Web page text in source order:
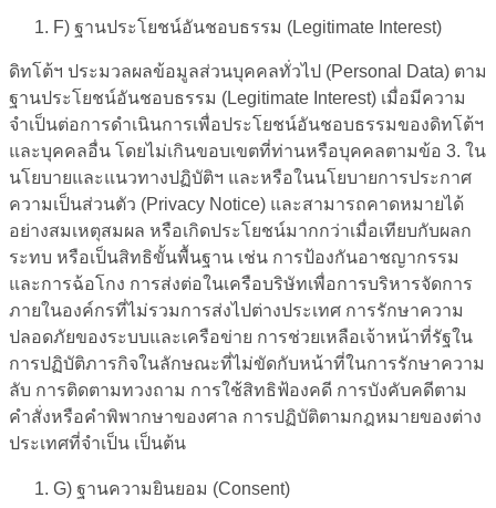
F) ฐานประโยชน์อันชอบธรรม (Legitimate Interest)
ดิทโต้ฯ ประมวลผลข้อมูลส่วนบุคคลทั่วไป (Personal Data) ตาม
ฐานประโยชน์อันชอบธรรม (Legitimate Interest) เมื่อมีความ
จำเป็นต่อการดำเนินการเพื่อประโยชน์อันชอบธรรมของดิทโต้ฯ
และบุคคลอื่น โดยไม่เกินขอบเขตที่ท่านหรือบุคคลตามข้อ 3. ใน
นโยบายและแนวทางปฏิบัติฯ และหรือในนโยบายการประกาศ
ความเป็นส่วนตัว (Privacy Notice) และสามารถคาดหมายได้
อย่างสมเหตุสมผล หรือเกิดประโยชน์มากกว่าเมื่อเทียบกับผลก
ระทบ หรือเป็นสิทธิขั้นพื้นฐาน เช่น การป้องกันอาชญากรรม
และการฉ้อโกง การส่งต่อในเครือบริษัทเพื่อการบริหารจัดการ
ภายในองค์กรที่ไม่รวมการส่งไปต่างประเทศ การรักษาความ
ปลอดภัยของระบบและเครือข่าย การช่วยเหลือเจ้าหน้าที่รัฐใน
การปฏิบัติภารกิจในลักษณะที่ไม่ขัดกับหน้าที่ในการรักษาความ
ลับ การติดตามทวงถาม การใช้สิทธิฟ้องคดี การบังคับคดีตาม
คำสั่งหรือคำพิพากษาของศาล การปฏิบัติตามกฎหมายของต่าง
ประเทศที่จำเป็น เป็นต้น
G) ฐานความยินยอม (Consent)